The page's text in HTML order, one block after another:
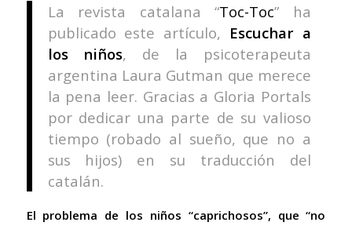
La revista catalana “Toc-Toc” ha
publicado este artículo, Escuchar a
los niños, de la psicoterapeuta
argentina Laura Gutman que merece
la pena leer. Gracias a Gloria Portals
por dedicar una parte de su valioso
tiempo (robado al sueño, que no a
sus hijos) en su traducción del
catalán.
El problema de los niños “caprichosos”, que “no